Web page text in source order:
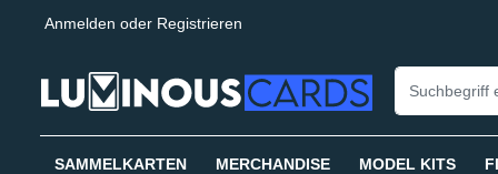
Zur Hauptnavigation springen
Anmelden oder Registrieren
SAMMELKARTEN MERCHANDISE MODEL KITS